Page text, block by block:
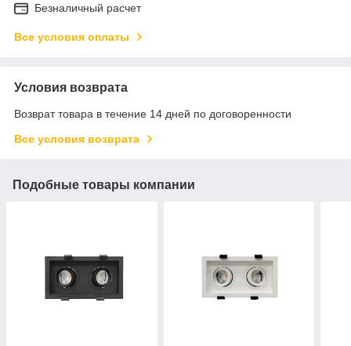
Безналичный расчет
Все условия оплаты
Условия возврата
Возврат товара в течение 14 дней по договоренности
Все условия возврата
Подобные товары компании